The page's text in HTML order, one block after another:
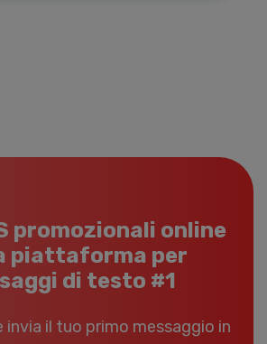
promozionali online
piattaforma per
di testo #1
invia il tuo primo messaggio in